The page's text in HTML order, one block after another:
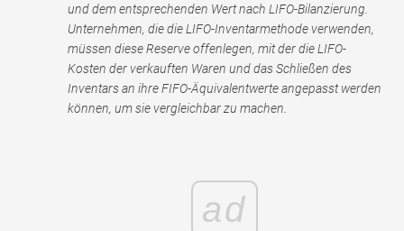
Risikomanagement-Tutorials
und dem entsprechenden Wert nach LIFO-Bilanzierung.
Unternehmen, die die LIFO-Inventarmethode verwenden,
müssen diese Reserve offenlegen, mit der die LIFO-
Kosten der verkauften Waren und das Schließen des
Inventars an ihre FIFO-Äquivalentwerte angepasst werden
können, um sie vergleichbar zu machen.
ad